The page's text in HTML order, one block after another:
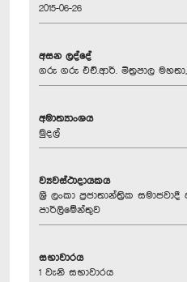
2015-06-26
අසන ලද්දේ
ගරු ගරු එච්.ආර්. මිත්‍රපාල මහතා,
අමාත්‍යාංශය
මුදල්
ව්‍යවස්ථාදායකය
ශ්‍රී ලංකා ප්‍රජාතාන්ත්‍රික
පාර්ලිමේන්තුව
සභාවාරය
1 වැනි සභාවාරය